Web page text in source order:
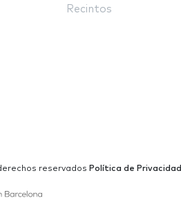
Recintos
reservados Política de Privacidad